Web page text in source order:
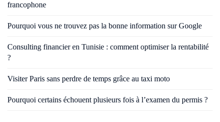
francophone
Pourquoi vous ne trouvez pas la bonne information sur Google
Consulting financier en Tunisie : comment optimiser la rentabilité
?
Visiter Paris sans perdre de temps grâce au taxi moto
Pourquoi certains échouent plusieurs fois à l’examen du permis ?